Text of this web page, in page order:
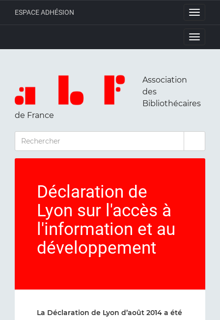
Toggle
ESPACE ADHÉSION
Toggle
Association
des
Bibliothécaires
de France
RECHERCHER
Déclaration de
Lyon sur l'accès à
l'information et au
développement
La Déclaration de Lyon d’août 2014 a été